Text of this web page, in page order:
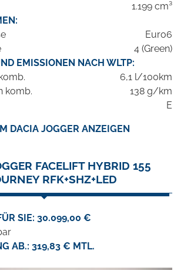
1.199 cm³
Euro6
4 (Green)
EMISSIONEN NACH WLTP:
6,1 l/100km
komb.
138 g/km
E
DACIA JOGGER ANZEIGEN
FACELIFT HYBRID 155
RFK+SHZ+LED
SIE: 30.099,00 €
AB.: 319,83 € MTL.